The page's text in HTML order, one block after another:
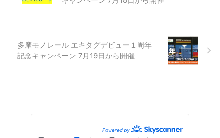
多摩モノレール エキタグデビュー１周年
記念キャンペーン 7月19日から開催